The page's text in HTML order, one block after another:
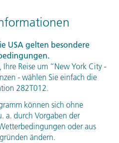
USA gelten besondere
Reise um “New York City -
- wählen Sie einfach die
282T012.
können sich ohne
a. durch Vorgaben der
oder aus
ändern.